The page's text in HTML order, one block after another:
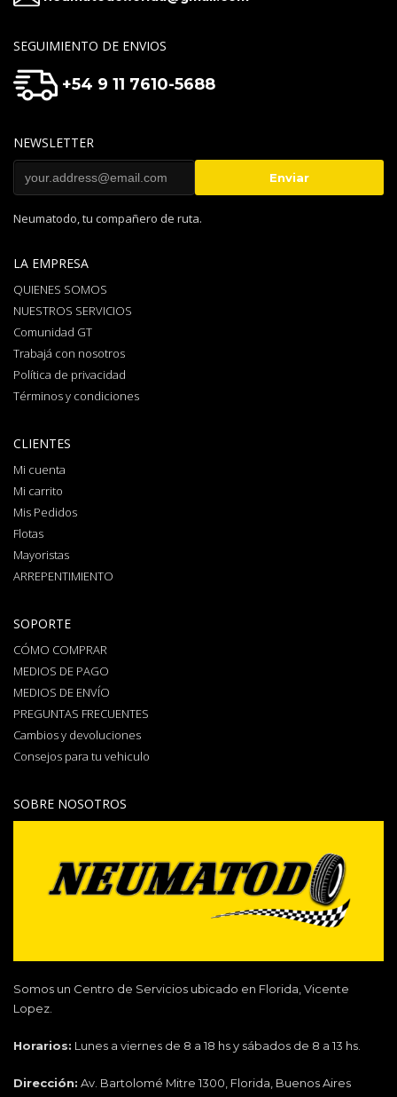
SEGUIMIENTO DE ENVIOS
+54 9 11 7610-5688
NEWSLETTER
Neumatodo, tu compañero de ruta.
LA EMPRESA
QUIENES SOMOS
NUESTROS SERVICIOS
Comunidad GT
Trabajá con nosotros
Política de privacidad
Términos y condiciones
CLIENTES
Mi cuenta
Mi carrito
Mis Pedidos
Flotas
Mayoristas
ARREPENTIMIENTO
SOPORTE
CÓMO COMPRAR
MEDIOS DE PAGO
MEDIOS DE ENVÍO
PREGUNTAS FRECUENTES
Cambios y devoluciones
Consejos para tu vehiculo
SOBRE NOSOTROS
Somos un Centro de Servicios ubicado en Florida, Vicente
Lopez.
Horarios: Lunes a viernes de 8 a 18 hs y sábados de 8 a 13 hs.
Dirección: Av. Bartolomé Mitre 1300, Florida, Buenos Aires